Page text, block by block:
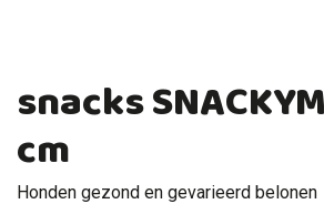
snacks
cm
Honden gezond en gevarieerd belonen